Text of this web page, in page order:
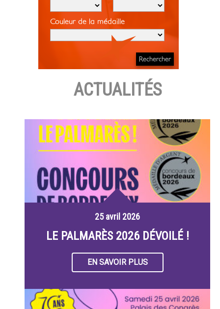
Couleur de la médaille
ACTUALITÉS
25 avril 2026
LE PALMARÈS 2026 DÉVOILÉ !
EN SAVOIR PLUS